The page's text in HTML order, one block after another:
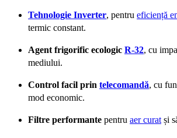
Tehnologie Inverter, pentru eficiență
termic constant.
Agent frigorific ecologic R-32, cu
mediului.
Control facil prin telecomandă, cu
mod economic.
Filtre performante pentru aer curat și